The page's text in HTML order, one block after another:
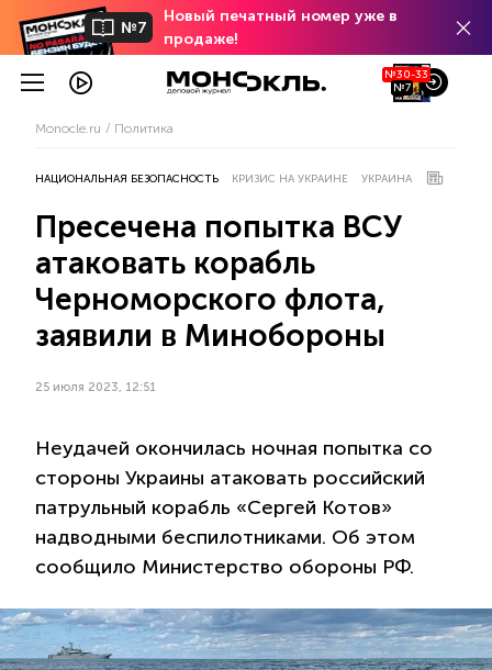
№7
Новый печатный номер уже в
продаже!
№30-33
№7
Monocle.ru Политика
НАЦИОНАЛЬНАЯ БЕЗОПАСНОСТЬ КРИЗИС НА УКРАИНЕ УКРАИНА
Пресечена попытка ВСУ
атаковать корабль
Черноморского флота,
заявили в Минобороны
25 июля 2023, 12:51
Неудачей окончилась ночная попытка со
стороны Украины атаковать российский
патрульный корабль «Сергей Котов»
надводными беспилотниками. Об этом
сообщило Министерство обороны РФ.